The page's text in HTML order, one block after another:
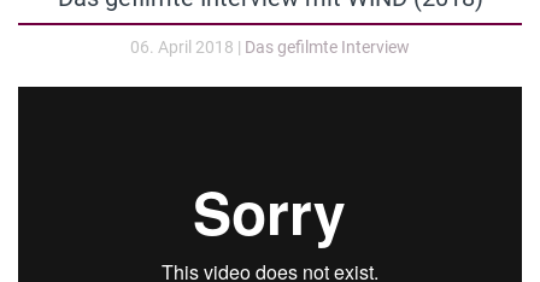
06. April 2018 | Das gefilmte Interview